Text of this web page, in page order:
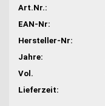
Art.Nr.:
EAN-Nr:
Hersteller-Nr:
Jahre:
Vol.
Lieferzeit: